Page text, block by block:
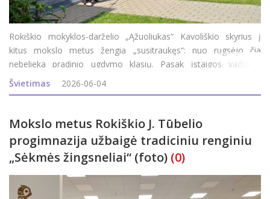
Rokiškio mokyklos-darželio „Ąžuoliukas“ Kavoliškio skyrius į
kitus mokslo metus žengia „susitraukęs“: nuo rugsėjo čia
nebelieka pradinio ugdymo klasių. Pasak įstaigos vadovės
Romualdos Cegelskienės, mintys, kad skyriuje gali nebelikti
pradinio ugdymo klasių, jų
Švietimas 2026-06-04
Mokslo metus Rokiškio J. Tūbelio
progimnazija užbaigė tradiciniu renginiu
„Sėkmės žingsneliai“ (foto) (0)